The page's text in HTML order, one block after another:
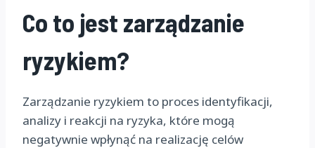
Co to jest zarządzanie
ryzykiem?
Zarządzanie ryzykiem to proces identyfikacji,
analizy i reakcji na ryzyka, które mogą
negatywnie wpłynąć na realizację celów